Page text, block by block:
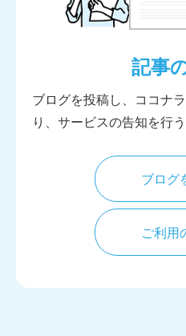
記事
ブログを投稿し、ココナ
り、サービスの告知を行
ブログ
ご利用